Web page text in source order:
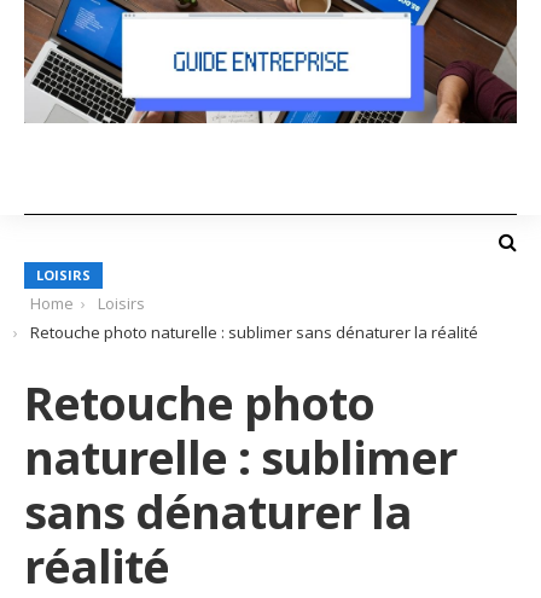
LOISIRS
Home
Loisirs
Retouche photo naturelle : sublimer sans dénaturer la réalité
Retouche photo
naturelle : sublimer
sans dénaturer la
réalité